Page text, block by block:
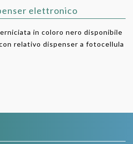
elettronico
in coloro nero disponibile
relativo dispenser a fotocellula